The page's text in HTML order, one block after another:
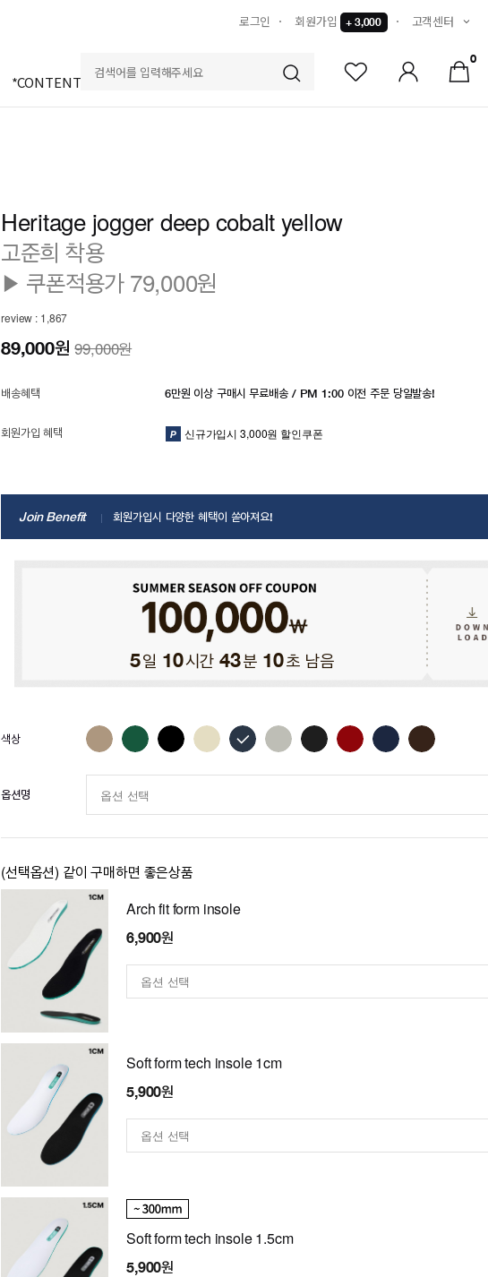
로그인 회원가입 + 3,000 고객센터
*CONTENTS
0
Heritage jogger deep cobalt yellow
고준희 착용
▶ 쿠폰적용가 79,000원
review : 1,867
89,000원99,000원
배송혜택 6만원 이상 구매시 무료배송 / PM 1:00 이전 주문 당일발송!
회원가입 혜택 신규가입시 3,000원 할인쿠폰
Join Benefit 회원가입시 다양한 혜택이 쏟아져요!
5일 10시간 43분 08초 남음
옵션명
(선택옵션) 같이 구매하면 좋은상품
Arch fit form insole
6,900원
Soft form tech insole 1cm
5,900원
Soft form tech insole 1.5cm
5,900원